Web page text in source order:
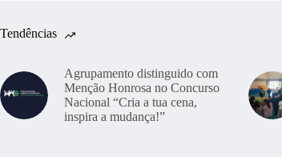
Tendências
Agrupamento distinguido com
Menção Honrosa no Concurso
Nacional “Cria a tua cena,
inspira a mudança!”